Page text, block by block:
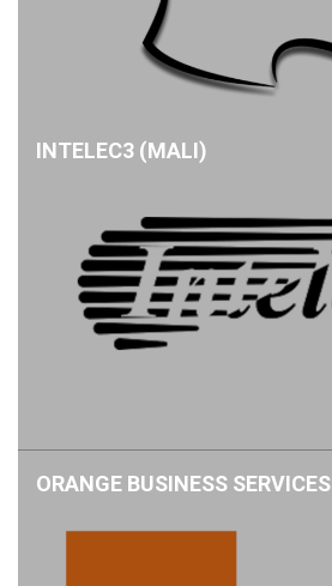
INTELEC3 (MALI)
ORANGE BUSINESS SERVICES